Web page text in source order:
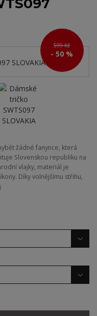
599 Kč
- 50 %
žádné fanynce, která
Slovenskou republiku na
vlajky, materiál je
Díky volnějšímu střihu,